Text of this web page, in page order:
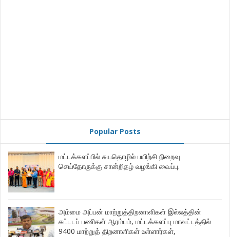
Popular Posts
மட்டக்களப்பில் சுயதொழில் பயிற்சி நிறைவு
செய்தோருக்கு சான்றிதழ் வழங்கி வைப்பு.
அம்மை அப்பன் மாற்றுத்திறனாளிகள் இல்லத்தின்
கட்டடப் பணிகள் ஆரம்பம், மட்டக்களப்பு மாவட்டத்தில்
9400 மாற்றுத் திறனாளிகள் உள்ளார்கள்,